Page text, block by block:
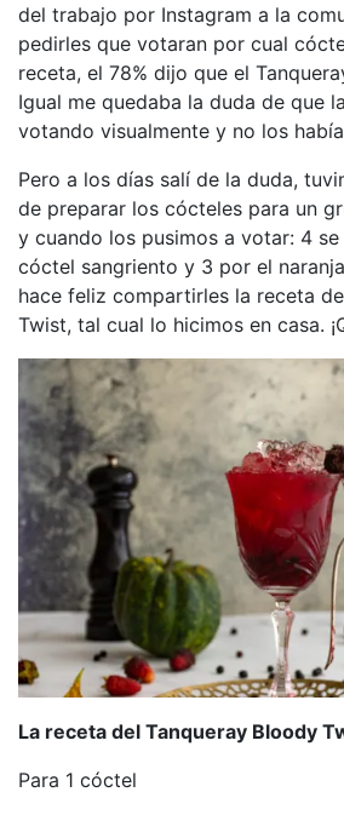
del trabajo por Instagram a la
pedirles que votaran por cual
receta, el 78% dijo que el
Igual me quedaba la duda de que
votando visualmente y no los
Pero a los días salí de la duda,
de preparar los cócteles para un
y cuando los pusimos a votar: 4
cóctel sangriento y 3 por el
hace feliz compartirles la receta
Twist, tal cual lo hicimos en casa.
La receta del Tanqueray Bloody
Para 1 cóctel